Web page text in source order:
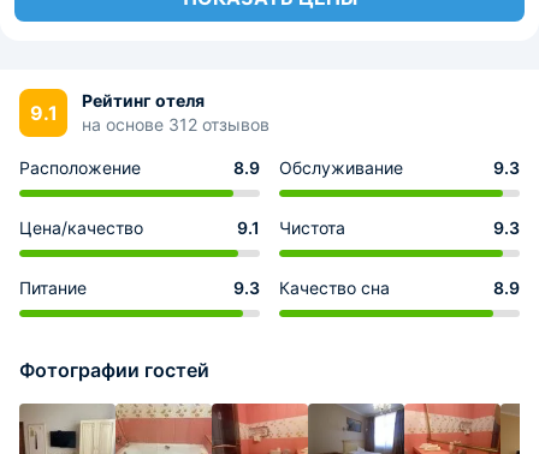
9.1
Рейтинг отеля
на основе 312 отзывов
Расположение 8.9 Обслуживание 9.3
Цена/качество 9.1 Чистота 9.3
Питание 9.3 Качество сна 8.9
Фотографии гостей